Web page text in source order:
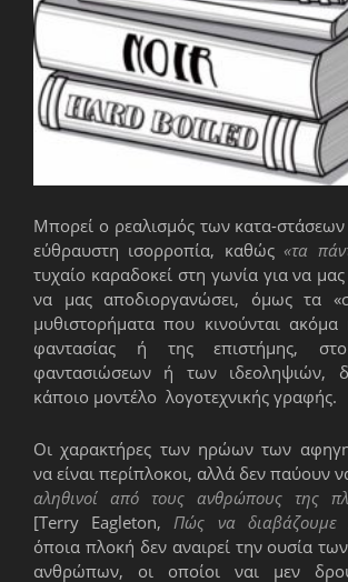
Μπορεί ο ρεαλισμός των κατα-στάσεων
εύθραυστη ισορροπία, καθώς «τα
τυχαίο καραδοκεί στη γωνία για να μας
να μας αποδιοργανώσει, όμως τα
μυθιστορήματα που κινούνται
φαντασίας ή της επιστήμης,
φαντασιώσεων ή των ιδεοληψιών,
κάποιο μοντέλο λογοτεχνικής γραφής.
Οι χαρακτήρες των ηρώων των
να είναι περίπλοκοι, αλλά δεν παύουν
αληθινοί από τους ανθρώπους της
[Terry Eagleton, Πώς να διαβάζουμε
όποια πλοκή δεν αναιρεί την ουσία
ανθρώπων, οι οποίοι ναι μεν